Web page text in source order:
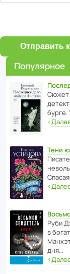
Отправить
Популярное
Сюжет
бурге.
‹
Тени
‹
Руби
в
дня…
‹